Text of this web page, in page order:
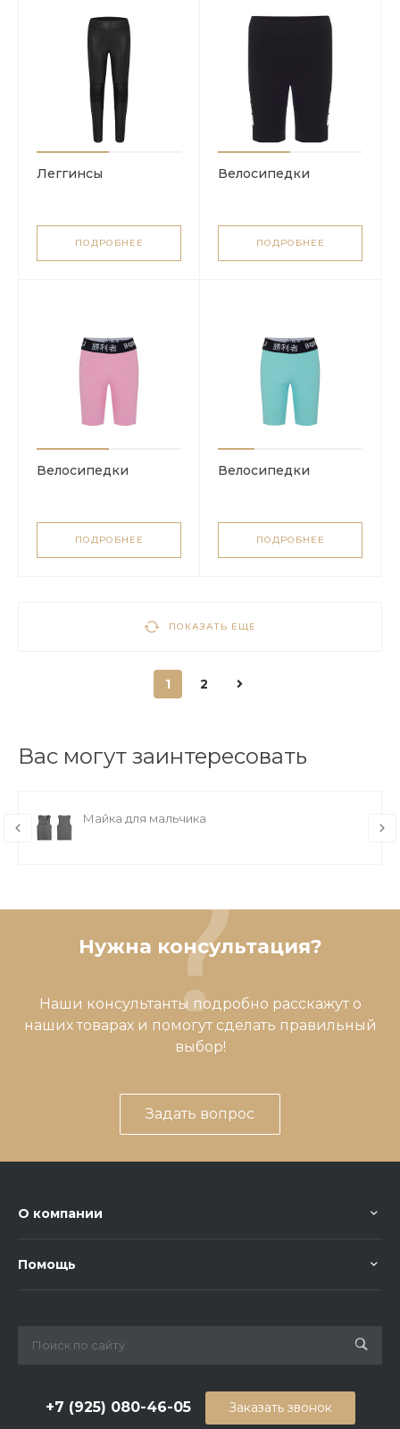
Леггинсы
ПОДРОБНЕЕ
Велосипедки
ПОДРОБНЕЕ
Велосипедки
ПОДРОБНЕЕ
Велосипедки
ПОДРОБНЕЕ
ПОКАЗАТЬ ЕЩЕ
1 2
Вас могут заинтересовать
Майка для мальчика
Нужна консультация?
Наши консультанты подробно расскажут о
наших товарах и помогут сделать правильный
выбор!
Задать вопрос
О компании
Помощь
+7 (925) 080-46-05 Заказать звонок